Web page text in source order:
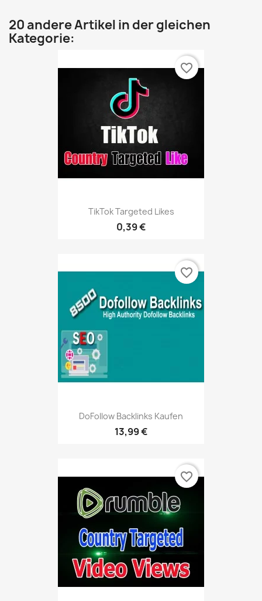
20 andere Artikel in der gleichen
Kategorie:
TikTok Targeted Likes
0,39 €
favorite_border
DoFollow Backlinks Kaufen
13,99 €
favorite_border
favorite_border